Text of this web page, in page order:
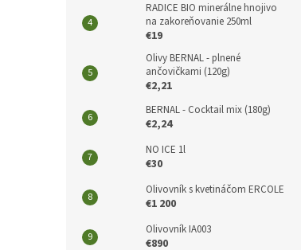
RADICE BIO minerálne hnojivo
na zakoreňovanie 250ml
€19
Olivy BERNAL - plnené
ančovičkami (120g)
€2,21
BERNAL - Cocktail mix (180g)
€2,24
NO ICE 1l
€30
Olivovník s kvetináčom ERCOLE
€1 200
Olivovník IA003
€890